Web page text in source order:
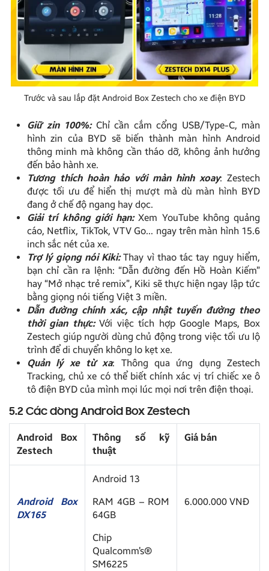
Trước và sau lắp đặt Android Box Zestech cho xe điện BYD
Giữ zin 100%:Chỉ cần cắm cổng USB/Type-C, màn
hình zin của BYD sẽ biến thành màn hình Android
thông minh mà không cần tháo dỡ, không ảnh hưởng
đến bảo hành xe.
Tương thích hoàn hảo với màn hình xoay: Zestech
được tối ưu để hiển thị mượt mà dù màn hình BYD
đang ở chế độ ngang hay dọc.
Giải trí không giới hạn:Xem YouTube không quảng
cáo, Netflix, TikTok, VTV Go… ngay trên màn hình 15.6
inch sắc nét của xe.
Trợ lý giọng nói Kiki:Thay vì thao tác tay nguy hiểm,
bạn chỉ cần ra lệnh: “Dẫn đường đến Hồ Hoàn Kiếm”
hay “Mở nhạc trẻ remix”, Kiki sẽ thực hiện ngay lập tức
bằng giọng nói tiếng Việt 3 miền.
Dẫn đường chính xác, cập nhật tuyến đường theo
thời gian thực:Với việc tích hợp Google Maps, Box
Zestech giúp người dùng chủ động trong việc tối ưu lộ
trình để di chuyển không lo kẹt xe.
Quản lý xe từ xa: Thông qua ứng dụng Zestech
Tracking, chủ xe có thể biết chính xác vị trí chiếc xe ô
tô điện BYD của mình mọi lúc mọi nơi trên điện thoại.
5.2 Các dòng Android Box Zestech
Android Box
Zestech
Thông số kỹ
thuật
Giá bán
Android Box
DX165
Android 13
RAM 4GB – ROM
64GB
Chip
Qualcomm’s®
SM6225
6.000.000 VNĐ